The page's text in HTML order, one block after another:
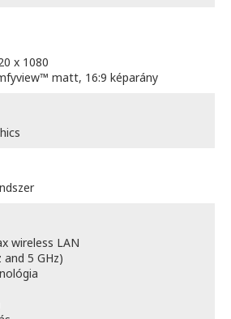
x 1080
matt, 16:9 képarány
wireless LAN
and 5 GHz)